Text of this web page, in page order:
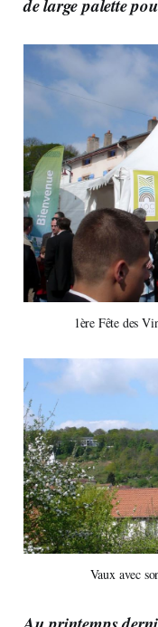
de large palette
1ère Fête des
Vaux avec